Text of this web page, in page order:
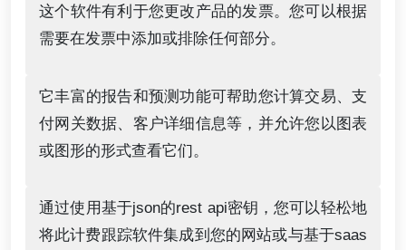
这个软件有利于您更改产品的发票。您可以根据
需要在发票中添加或排除任何部分。
它丰富的报告和预测功能可帮助您计算交易、支
付网关数据、客户详细信息等，并允许您以图表
或图形的形式查看它们。
通过使用基于json的rest api密钥，您可以轻松地
将此计费跟踪软件集成到您的网站或与基于saas